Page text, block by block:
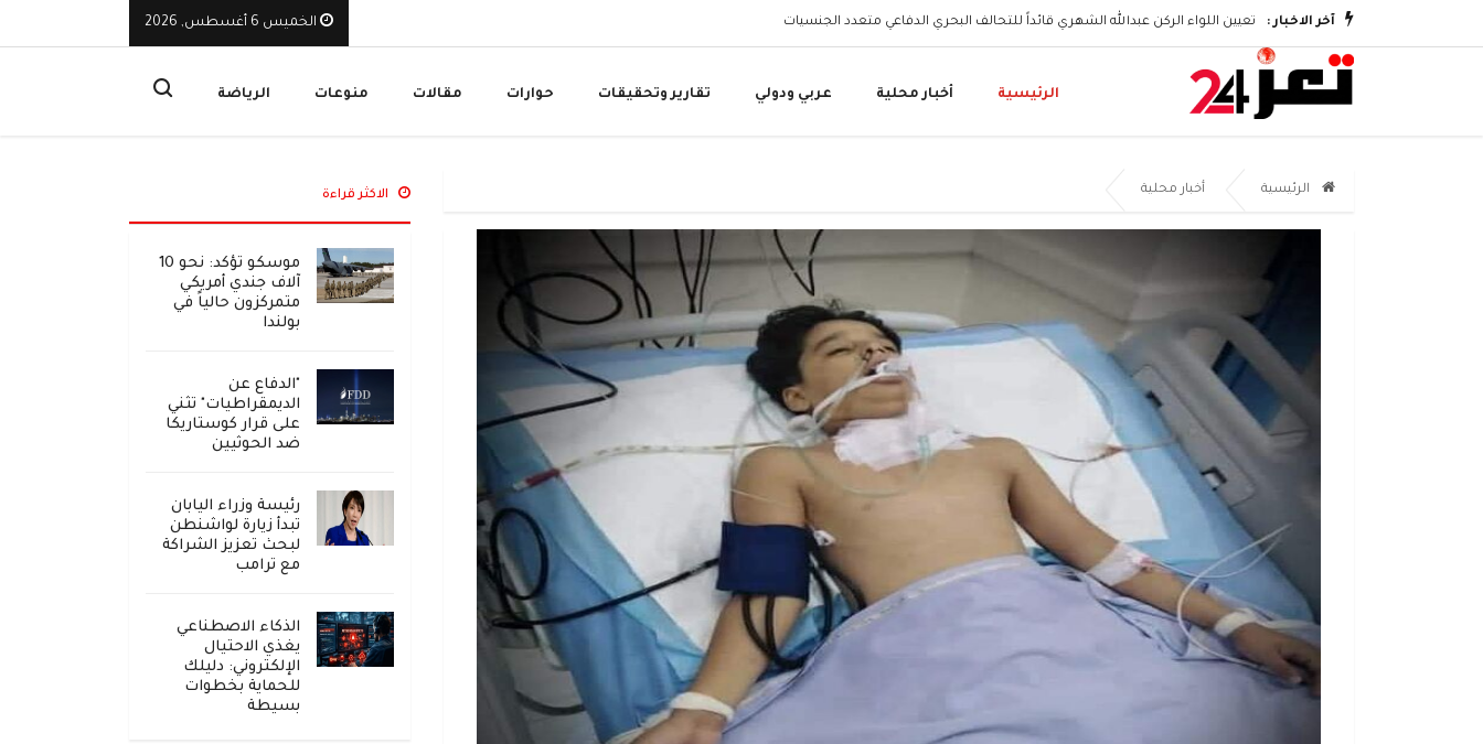
آخر الاخبار : تعيين اللواء الركن عبدالله الشهري قائداً للتحالف البحري الدفاعي متعدد الجنسيات الخميس 6 أغسطس, 2026
الرئيسية أخبار محلية عربي ودولي تقارير وتحقيقات حوارات مقالات منوعات الرياضة
الرئيسية أخبار محلية الاكثر قراءة
موسكو تؤكد: نحو 10
آلاف جندي أمريكي
متمركزون حالياً في
بولندا
"الدفاع عن
الديمقراطيات" تثني
على قرار كوستاريكا
ضد الحوثيين
رئيسة وزراء اليابان
تبدأ زيارة لواشنطن
لبحث تعزيز الشراكة
مع ترامب
الذكاء الاصطناعي
يغذي الاحتيال
الإلكتروني: دليلك
للحماية بخطوات
بسيطة